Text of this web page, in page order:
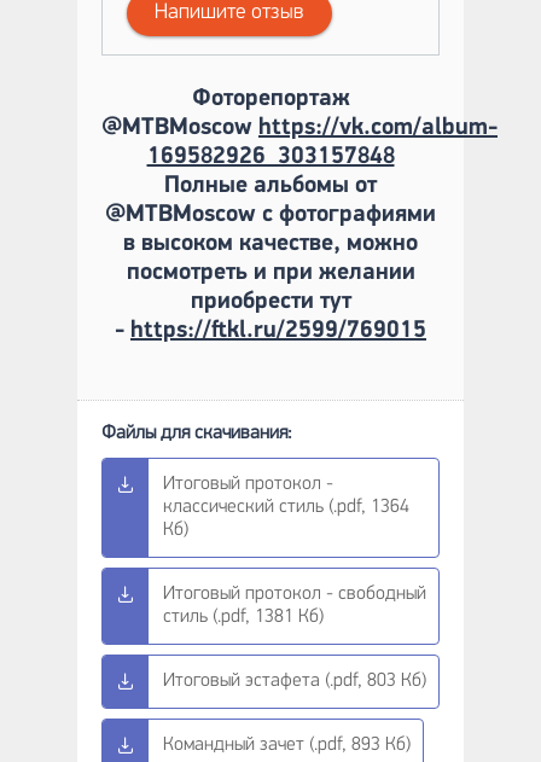
Напишите отзыв
Фоторепортаж
@MTBMoscow https://vk.com/album-
169582926_303157848
Полные альбомы от
@MTBMoscow с фотографиями
в высоком качестве, можно
посмотреть и при желании
приобрести тут
- https://ftkl.ru/2599/769015
Итоговый протокол -
классический стиль (.pdf, 1364
Кб)
Итоговый протокол - свободный
стиль (.pdf, 1381 Кб)
Итоговый эстафета (.pdf, 803 Кб)
Командный зачет (.pdf, 893 Кб)